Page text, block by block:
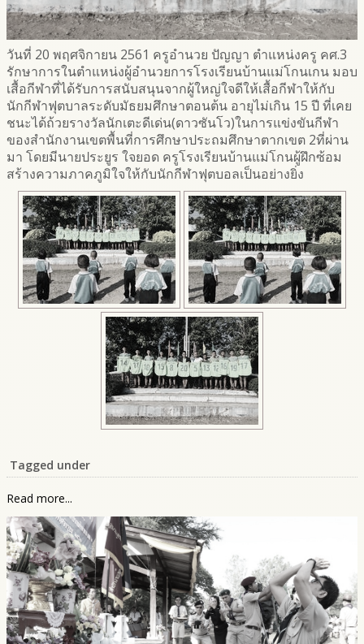
วันที่ 20 พฤศจิกายน 2561 ครูอำนวย ปัญญา ตำแหน่งครู คศ.3
รักษาการในตำแหน่งผู้อำนวยการโรงเรียนบ้านแม่โกนเกน มอบ
เสื้อกีฬาที่ได้รับการสนับสนุนจากผู้ใหญ่ใจดีให้เสื้อกีฬาให้กับ
นักกีฬาฟุตบาลระดับมัธยมศึกษาตอนต้น อายุไม่เกิน 15 ปี ที่เคย
ชนะได้ถ้วยรางวัลนักเตะดีเด่น(ดาวซันโว)ในการแข่งขันกีฬา
ของสำนักงานเขตพื้นที่การศึกษาประถมศึกษาตากเขต 2ที่ผ่าน
มา โดยมีนายประยูร ใจยอด ครูโรงเรียนบ้านแม่โกนผู้ฝึกซ้อม
สร้างความภาคภูมิใจให้กับนักกีฬาฟุตบอลเป็นอย่างยิ่ง
Tagged under
Read more...